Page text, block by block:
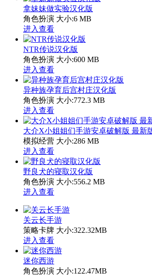
拿妹妹做实验汉化版
角色扮演 大小:6 MB
进入查看
NTR传说汉化版
角色扮演 大小:600 MB
进入查看
异种族孕育后宫村庄汉化版
角色扮演 大小:772.3 MB
进入查看
大介X小姐姐们手游安卓破解版 最新
模拟经营 大小:286 MB
进入查看
野良犬的寝取汉化版
角色扮演 大小:556.2 MB
进入查看
关云长手游
策略卡牌 大小:322.32MB
进入查看
迷你西游
角色扮演 大小:122.47MB